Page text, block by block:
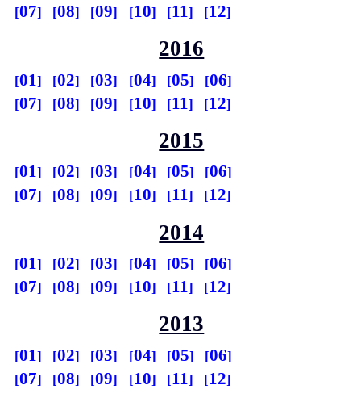
07
08 09 10 11 12
2016
01 02 03 04 05
06
07
08 09 10 11 12
2015
01 02 03 04 05
06
07
08 09 10 11 12
2014
01 02 03 04 05
06
07
08 09 10 11 12
2013
01 02 03 04 05
06
07
08 09 10 11 12